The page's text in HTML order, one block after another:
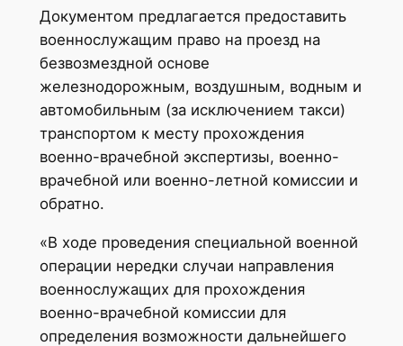
Документом предлагается предоставить
военнослужащим право на проезд на
безвозмездной основе
железнодорожным, воздушным, водным и
автомобильным (за исключением такси)
транспортом к месту прохождения
военно-врачебной экспертизы, военно-
врачебной или военно-летной комиссии и
обратно.
«В ходе проведения специальной военной
операции нередки случаи направления
военнослужащих для прохождения
военно-врачебной комиссии для
определения возможности дальнейшего